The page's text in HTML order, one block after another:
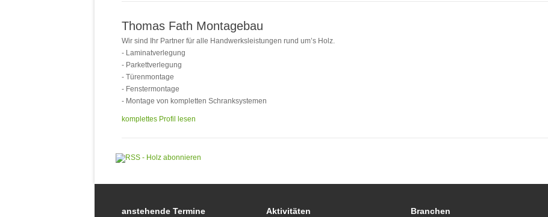
Thomas Fath Montagebau
Wir sind Ihr Partner für alle Handwerksleistungen rund um’s Holz.
- Laminatverlegung
- Parkettverlegung
- Türenmontage
- Fenstermontage
- Montage von kompletten Schranksystemen
komplettes Profil lesen
anstehende Termine Aktivitäten Branchen